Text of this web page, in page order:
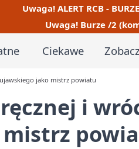
Uwaga! ALERT RCB -
Uwaga! Burze /2
Ciekawe Zobacz
jako mistrz powiatu
i
mistrz